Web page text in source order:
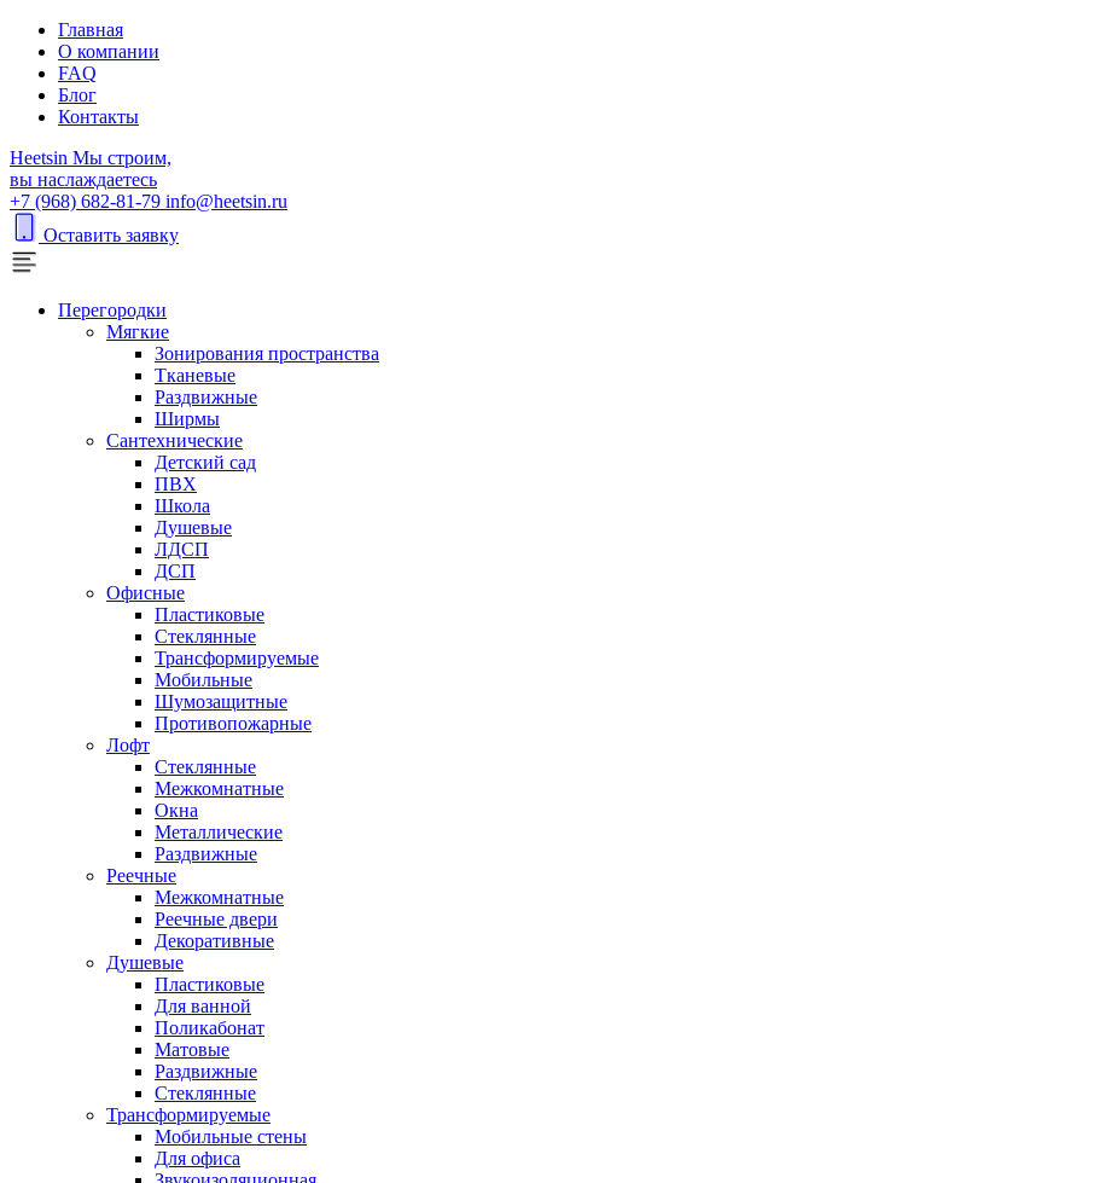
Главная
О компании
FAQ
Блог
Контакты
Heetsin Мы строим,
вы наслаждаетесь
+7 (968) 682-81-79 info@heetsin.ru
Оставить заявку
Перегородки
Мягкие
Зонирования пространства
Тканевые
Раздвижные
Ширмы
Сантехнические
Детский сад
ПВХ
Школа
Душевые
ЛДСП
ДСП
Офисные
Пластиковые
Стеклянные
Трансформируемые
Мобильные
Шумозащитные
Противопожарные
Лофт
Стеклянные
Межкомнатные
Окна
Металлические
Раздвижные
Реечные
Межкомнатные
Реечные двери
Декоративные
Душевые
Пластиковые
Для ванной
Поликабонат
Матовые
Раздвижные
Стеклянные
Трансформируемые
Мобильные стены
Для офиса